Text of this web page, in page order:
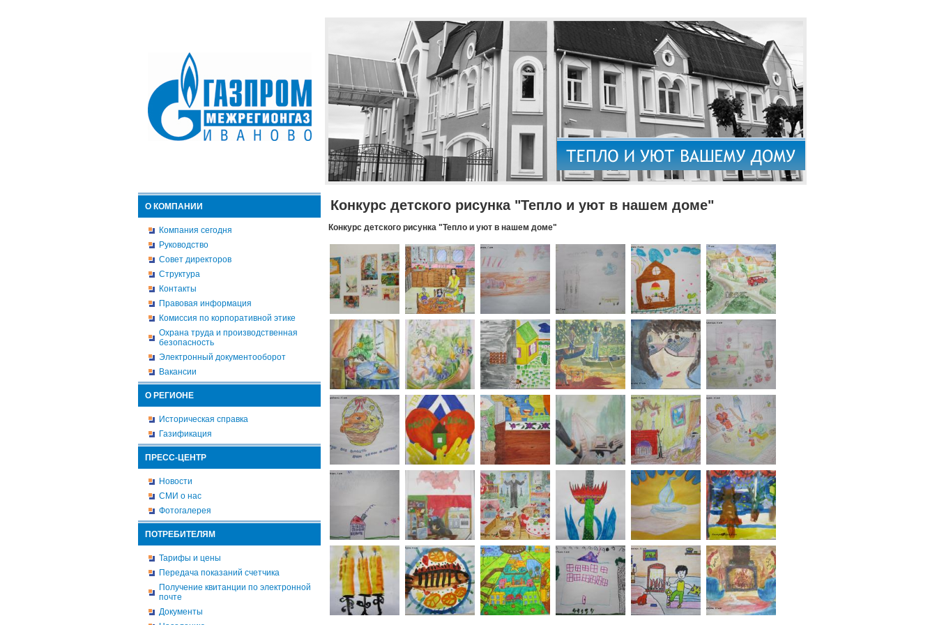
О КОМПАНИИ
Компания сегодня
Руководство
Совет директоров
Структура
Контакты
Правовая информация
Комиссия по корпоративной этике
Охрана труда и производственная
безопасность
Электронный документооборот
Вакансии
О РЕГИОНЕ
Историческая справка
Газификация
ПРЕСС-ЦЕНТР
Новости
СМИ о нас
Фотогалерея
ПОТРЕБИТЕЛЯМ
Тарифы и цены
Передача показаний счетчика
Получение квитанции по электронной
почте
Документы
Конкурс детского рисунка "Тепло и уют в нашем доме"
Конкурс детского рисунка "Тепло и уют в нашем доме"